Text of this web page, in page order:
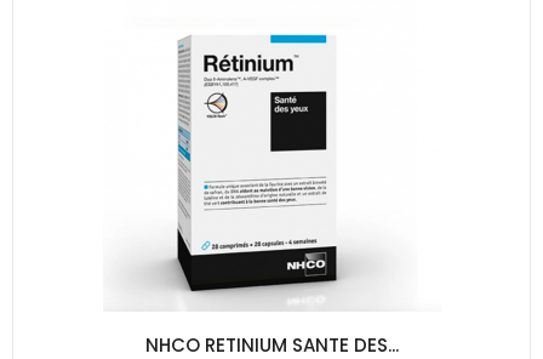
NHCO RETINIUM SANTE DES...